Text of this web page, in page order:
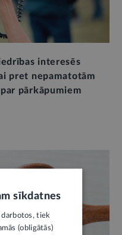
interesēs
pret nepamatotām
pārkāpumiem
sīkdatnes
tiek
(obligātās)